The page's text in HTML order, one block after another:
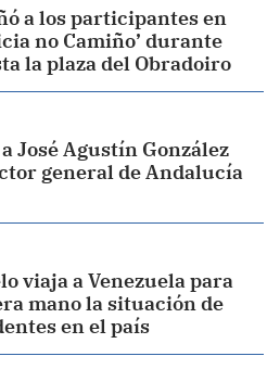
a los participantes en
no Camiño’ durante
la plaza del Obradoiro
José Agustín González
general de Andalucía
viaja a Venezuela para
mano la situación de
en el país